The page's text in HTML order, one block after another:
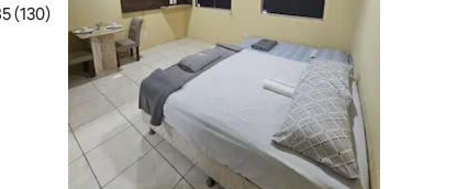
оценка: 4,85 от 5, 130 отзива
(130)